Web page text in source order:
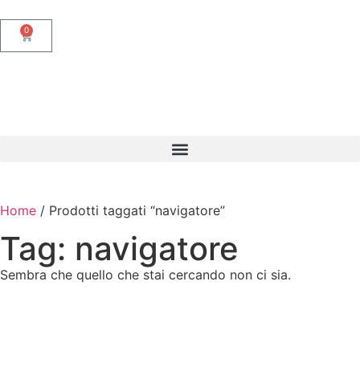
0
Home / Prodotti taggati “navigatore”
Tag: navigatore
Sembra che quello che stai cercando non ci sia.